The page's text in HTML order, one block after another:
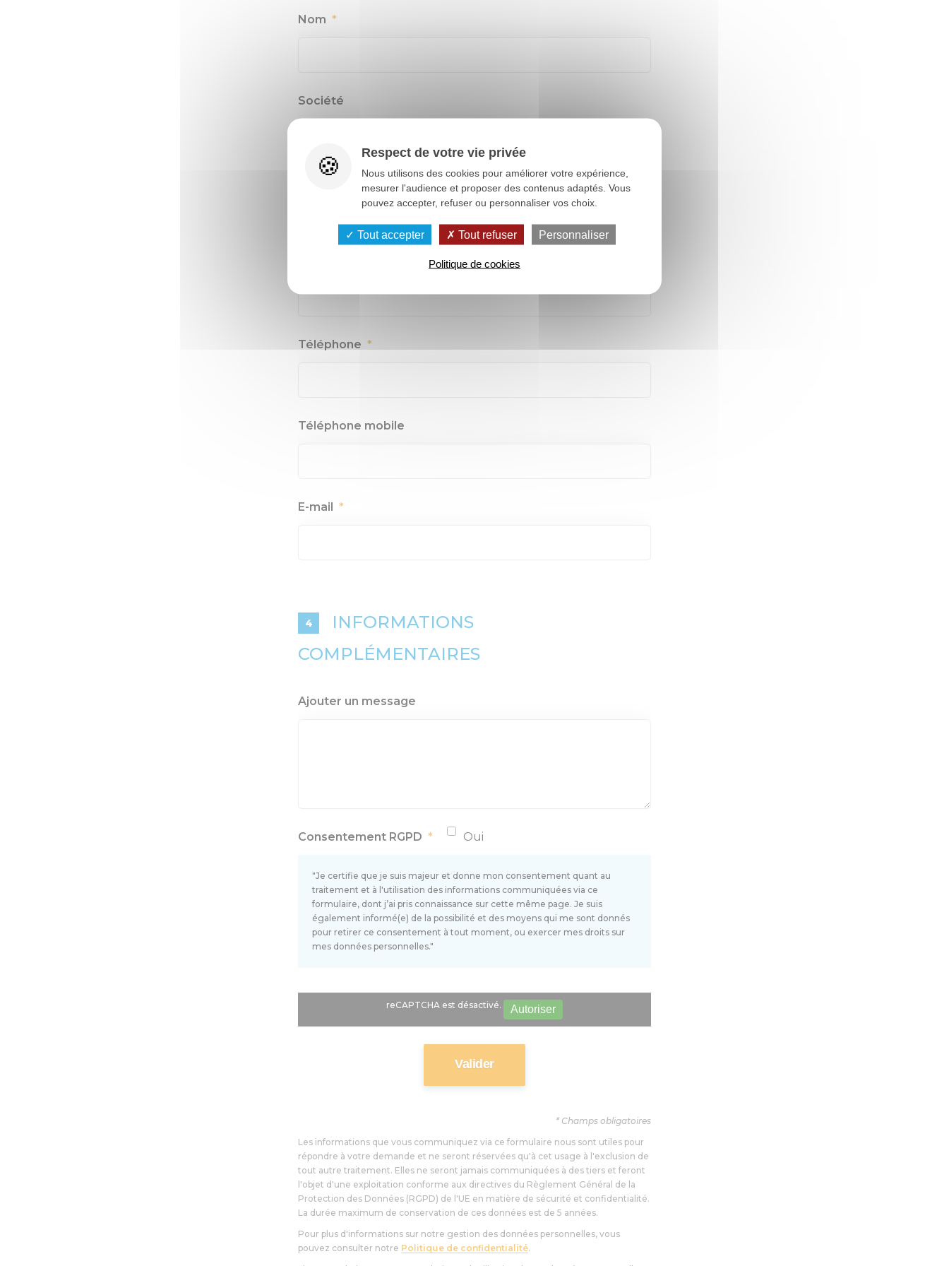
Nom *
Société
Téléphone *
Téléphone mobile
E-mail *
INFORMATIONS
COMPLÉMENTAIRES
Ajouter un message
Consentement RGPD * Oui
"Je certifie que je suis majeur et donne mon consentement quant au
traitement et à l'utilisation des informations communiquées via ce
formulaire, dont j’ai pris connaissance sur cette même page. Je suis
également informé(e) de la possibilité et des moyens qui me sont donnés
pour retirer ce consentement à tout moment, ou exercer mes droits sur
mes données personnelles."
reCAPTCHA est désactivé. Autoriser
* Champs obligatoires
Les informations que vous communiquez via ce formulaire nous sont utiles pour
répondre à votre demande et ne seront réservées qu'à cet usage à l'exclusion de
tout autre traitement. Elles ne seront jamais communiquées à des tiers et feront
l'objet d'une exploitation conforme aux directives du Règlement Général de la
Protection des Données (RGPD) de l'UE en matière de sécurité et confidentialité.
La durée maximum de conservation de ces données est de 5 années.
Pour plus d'informations sur notre gestion des données personnelles, vous
pouvez consulter notre Politique de confidentialité.
Respect de votre vie privée
Nous utilisons des cookies pour améliorer votre expérience,
mesurer l'audience et proposer des contenus adaptés. Vous
pouvez accepter, refuser ou personnaliser vos choix.
Tout accepter Tout refuser Personnaliser
Politique de cookies